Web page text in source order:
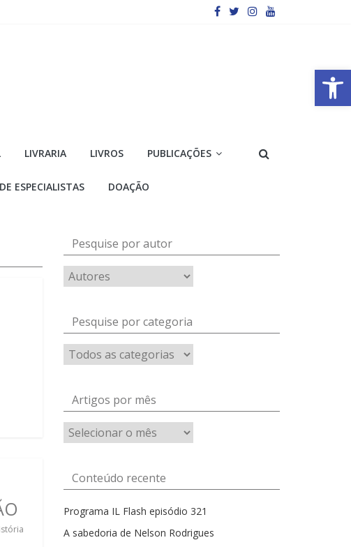
Barra de Ferramentas Aberta
LIVRARIA LIVROS PUBLICAÇÕES
ESPECIALISTAS DOAÇÃO
Pesquise por autor
Pesquise por categoria
Artigos por mês
Artigos
por
Conteúdo recente
Programa IL Flash episódio 321
A sabedoria de Nelson Rodrigues